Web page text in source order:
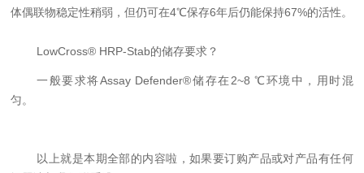
体偶联物稳定性稍弱，但仍可在4℃保存6年后仍能保持67%的活性。
LowCross® HRP-Stab的储存要求？
一般要求将Assay Defender®储存在2~8 ℃环境中，用时混
匀。
以上就是本期全部的内容啦，如果要订购产品或对产品有任何